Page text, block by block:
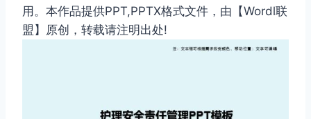
用。本作品提供PPT,PPTX格式文件，由【Wordl联
盟】原创，转载请注明出处!